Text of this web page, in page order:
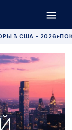
В США - 2026 ▶